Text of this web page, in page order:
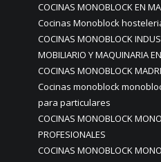
COCINAS MONOBLOCK EN
Cocinas Monoblock
COCINAS MONOBLOCK
MOBILIARIO Y MAQUINARIA
COCINAS MONOBLOCK
Cocinas monoblock
para particulares
COCINAS MONOBLOCK
PROFESIONALES
COCINAS MONOBLOCK